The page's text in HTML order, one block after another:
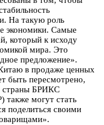
На такую роль
экономики. Самые
который к исходу
мира. Это
предложение».
в продаже ценных
быть пересмотрено,
страны БРИКС
могут стать
поделиться своими